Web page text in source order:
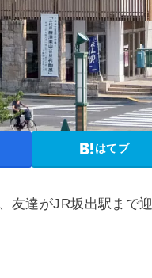
はてブ
友達がJR坂出駅まで